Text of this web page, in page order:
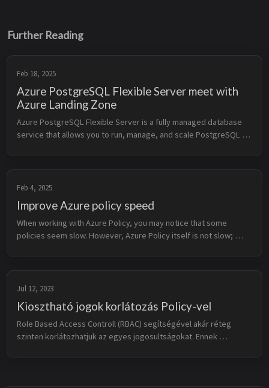
Further Reading
Feb 18, 2025
Azure PostgreSQL Flexible Server meet with
Azure Landing Zone
Azure PostgreSQL Flexible Server is a fully managed database
service that allows you to run, manage, and scale PostgreSQL
Feb 4, 2025
Improve Azure policy speed
When working with Azure Policy, you may notice that some
policies seem slow. However, Azure Policy itself is not slow;
Jul 12, 2023
Kiosztható jogok korlátozás Policy-vel
Role Based Access Controll (RBAC) segítségével akár réteg
szinten korlátozhatjuk az egyes jogosultságokat. Ennek